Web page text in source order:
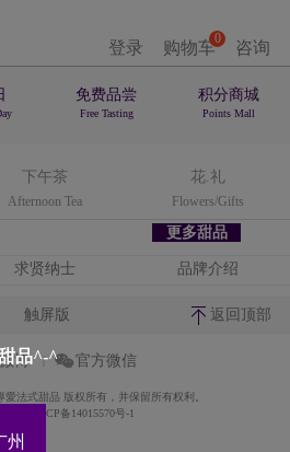
登录 0
购物车 咨询
免费品尝
Free Tasting
积分商城
Points Mall
下午茶
Afternoon Tea
花.礼
Flowers/Gifts
更多甜品
品^-^
州
求贤纳士 品牌介绍
触屏版 返回顶部
博 官方微信
愛法式甜品 版权所有，并保留所有权利。
书号:粤ICP备14015570号-1